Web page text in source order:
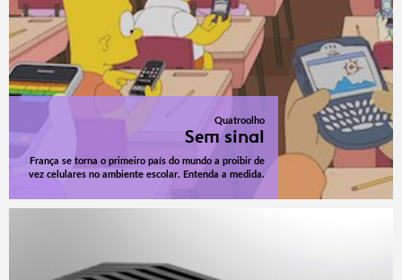
Quatroolho
Sem sinal
França se torna o primeiro país do mundo a proibir de
vez celulares no ambiente escolar. Entenda a medida.